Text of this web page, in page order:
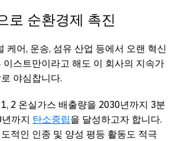
로 순환경제 촉진
케어, 운송, 섬유 산업 등에서 오랜 혁신
이스트만이라고 해도 이 회사의 지속가
야심찹니다.
2 온실가스 배출량을 2030년까지 3분
까지 탄소중립을 달성하고자 합니다.
적인 인종 및 양성 평등 활동도 적극